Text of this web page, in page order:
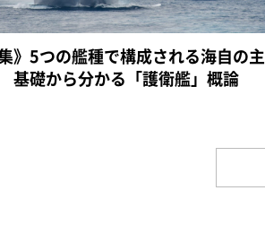
》5つの艦種で構成される海自の主
礎から分かる「護衛艦」概論